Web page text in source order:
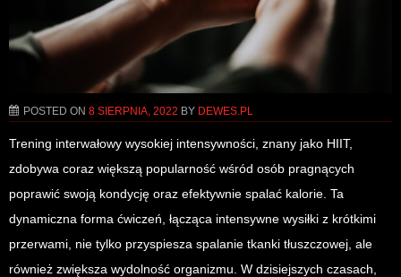
POSTED ON 8 SIERPNIA, 2022 BY DEWES.PL
Trening interwałowy wysokiej intensywności, znany jako HIIT,
zdobywa coraz większą popularność wśród osób pragnących
poprawić swoją kondycję oraz efektywnie spalać kalorie. Ta
dynamiczna forma ćwiczeń, łącząca intensywne wysiłki z krótkimi
przerwami, nie tylko przyspiesza spalanie tkanki tłuszczowej, ale
również zwiększa wydolność organizmu. W dzisiejszych czasach,